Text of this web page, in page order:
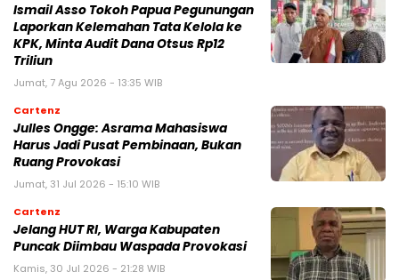
Ismail Asso Tokoh Papua Pegunungan
Laporkan Kelemahan Tata Kelola ke
KPK, Minta Audit Dana Otsus Rp12
Triliun
Jumat, 7 Agu 2026 - 13:35 WIB
Cartenz
Julles Ongge: Asrama Mahasiswa
Harus Jadi Pusat Pembinaan, Bukan
Ruang Provokasi
Jumat, 31 Jul 2026 - 15:10 WIB
Cartenz
Jelang HUT RI, Warga Kabupaten
Puncak Diimbau Waspada Provokasi
Kamis, 30 Jul 2026 - 21:28 WIB